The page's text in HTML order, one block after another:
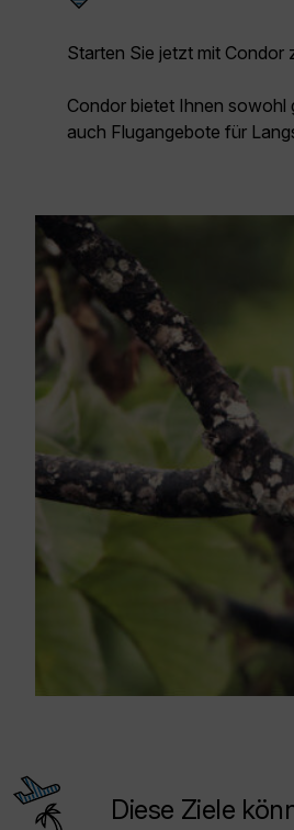
Starten Sie jetzt mit Condor
Condor bietet Ihnen sowohl
auch Flugangebote für
Diese Ziele